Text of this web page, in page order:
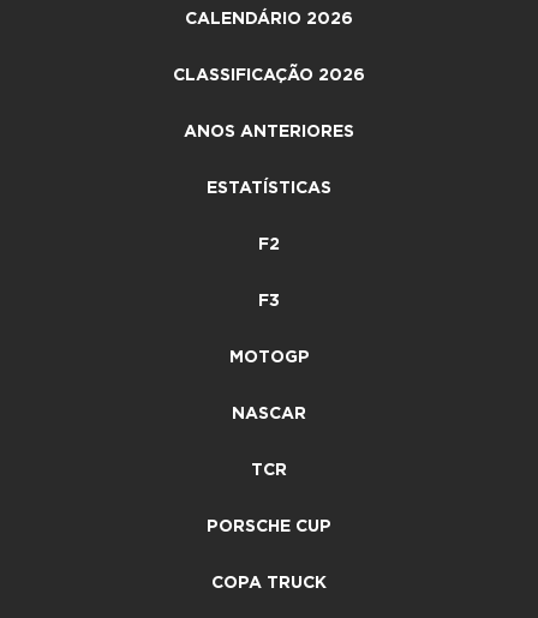
CALENDÁRIO 2026
CLASSIFICAÇÃO 2026
ANOS ANTERIORES
ESTATÍSTICAS
F2
F3
MOTOGP
NASCAR
TCR
PORSCHE CUP
COPA TRUCK